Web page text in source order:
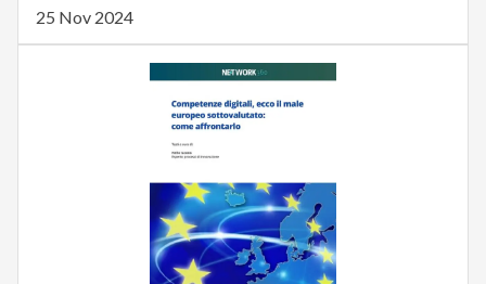
25 Nov 2024